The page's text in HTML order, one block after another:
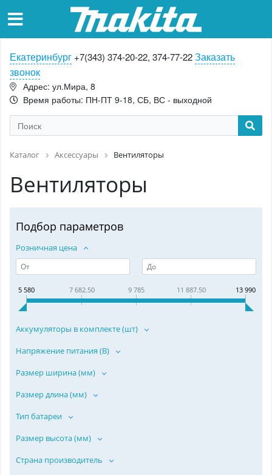
Екатеринбург +7(343) 374-20-22, 374-77-22Заказать
звонок
Адрес: ул.Мира, 8
Время работы: ПН-ПТ 9-18, СБ, ВС - выходной
Каталог Аксессуары Вентиляторы
Вентиляторы
Подбор параметров
Розничная цена
5 580 7 682.50 9 785 11 887.50 13 990
Аккумуляторы в комплекте (шт)
Напряжение питания (В)
Размер ширина (мм)
Размер длина (мм)
Тип батареи
Размер высота (мм)
Страна производитель